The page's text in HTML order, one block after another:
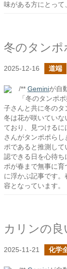
味がある方にとって
冬のタンポ
2025-12-16 道端
/** Geminiが自
「冬のタンポ
子さんと共に冬のタ
冬は花が咲いてい
ており、見つける
さんがタンポポら
ポであると推測し
認できる日を心待
ポが春まで無事に
に浮かぶ記事です
容となっています。
カリンの良
2025-11-21 化学